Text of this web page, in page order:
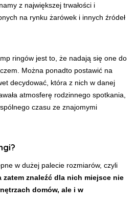
z największej trwałości i
na rynku żarówek i innych źródeł
ringów jest to, że nadają się one do
Można ponadto postawić na
decydować, która z nich w danej
atmosferę rodzinnego spotkania,
czasu ze znajomymi
w dużej palecie rozmiarów, czyli
zatem znaleźć dla nich miejsce nie
domów, ale i w